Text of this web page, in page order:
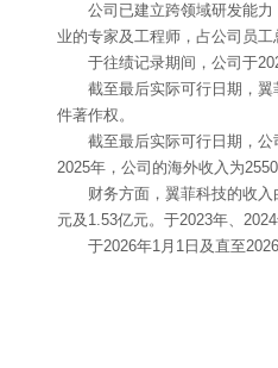
公司已建立跨领域研发能
业的专家及工程师，占公司员
于往绩记录期间，公司于
截至最后实际可行日期，
件著作权。
截至最后实际可行日期，
2025年，公司的海外收入为
财务方面，翼菲科技的收
元及1.53亿元。于2023年、
于2026年1月1日及直至